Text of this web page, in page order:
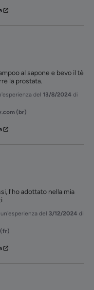
al sapone e bevo il tè
la prostata.
del 13/8/2024 di
(br)
l'ho adottato nella mia
un'esperienza del 3/12/2024 di
(fr)